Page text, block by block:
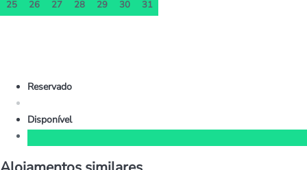
25
26 27 28 29 30 31
Reservado
Disponível